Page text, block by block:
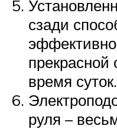
сзади
прекрасной
время суток.
руля –